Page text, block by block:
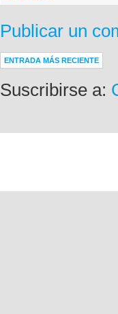
Publicar un
ENTRADA MÁS RECIENTE
Suscribirse a: